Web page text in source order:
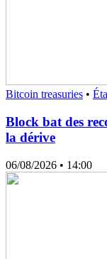
Bitcoin treasuries •
Block bat des
la dérive
06/08/2026 • 14:00